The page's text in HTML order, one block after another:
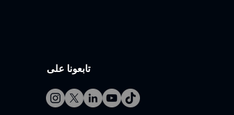
تابعونا على